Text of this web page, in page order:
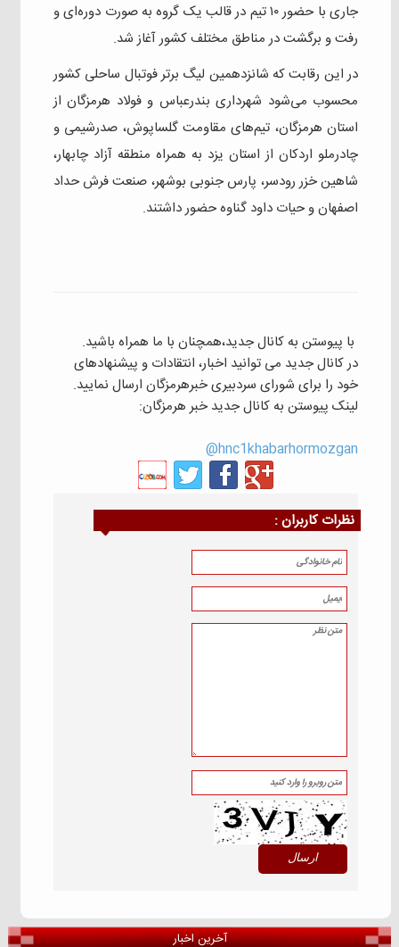
جاری با حضور ۱۰ تیم در قالب یک گروه به صورت دوره‌ای و
رفت و برگشت در مناطق مختلف کشور آغاز شد.
در این رقابت که شانزدهمین لیگ برتر فوتبال ساحلی کشور
محسوب می‌شود شهرداری بندرعباس و فولاد هرمزگان از
استان هرمزگان، تیم‌های مقاومت گلساپوش، صدرشیمی و
چادرملو اردکان از استان یزد به همراه منطقه آزاد چابهار،
شاهین خزر رودسر، پارس جنوبی بوشهر، صنعت فرش حداد
اصفهان و حیات داود گناوه حضور داشتند.
با پیوستن به کانال جدید،همچنان با ما همراه باشید.
در کانال جدید می توانید اخبار، انتقادات و پیشنهادهای
خود را برای شورای سردبیری خبرهرمزگان ارسال نمایید.
لینک پیوستن به کانال جدید خبر هرمزگان:
hnc1khabarhormozgan@
نظرات كاربران :
آخرین اخبار